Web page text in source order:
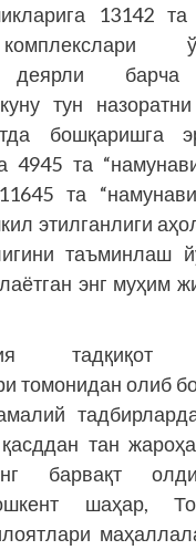
13142 та
деярли барча
тун
бошқаришга
4945 та
та
этилганлиги
таъминлаш
энг муҳим
тадқиқот
томонидан олиб
тан
барвақт
шаҳар,